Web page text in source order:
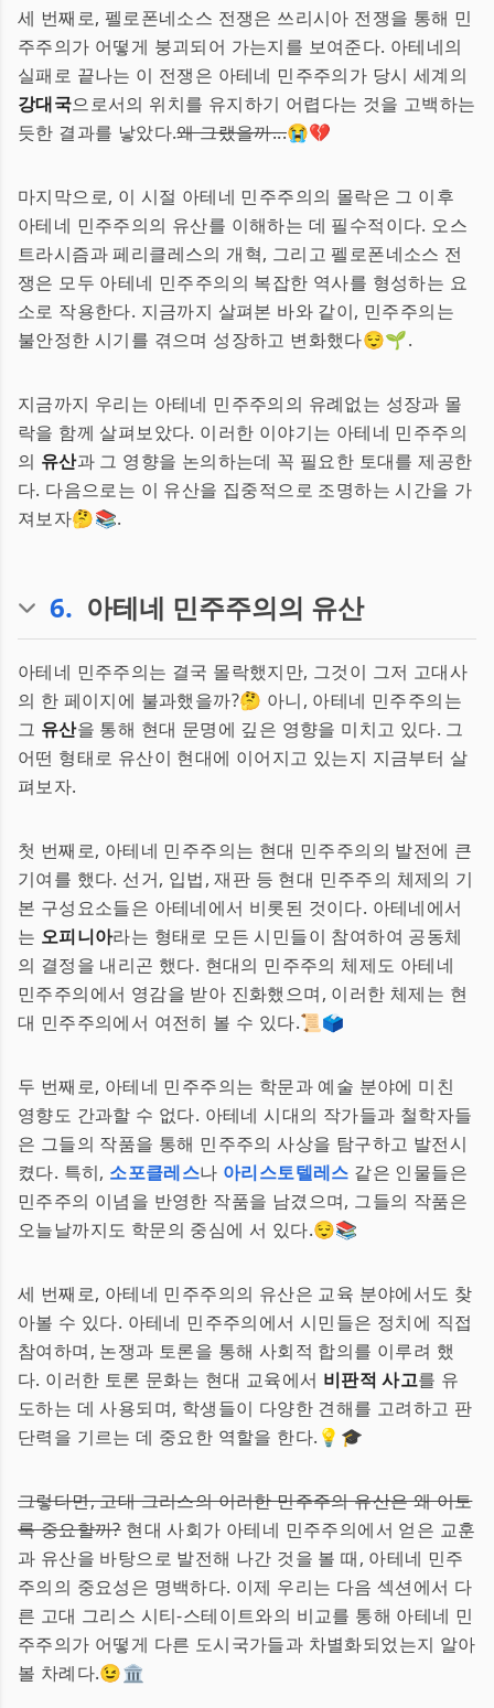
세 번째로, 펠로폰네소스 전쟁은 쓰리시아 전쟁을 통해 민
주주의가 어떻게 붕괴되어 가는지를 보여준다. 아테네의
실패로 끝나는 이 전쟁은 아테네 민주주의가 당시 세계의
강대국으로서의 위치를 유지하기 어렵다는 것을 고백하는
듯한 결과를 낳았다.왜 그랬을까...😭💔
마지막으로, 이 시절 아테네 민주주의의 몰락은 그 이후
아테네 민주주의의 유산를 이해하는 데 필수적이다. 오스
트라시즘과 페리클레스의 개혁, 그리고 펠로폰네소스 전
쟁은 모두 아테네 민주주의의 복잡한 역사를 형성하는 요
소로 작용한다. 지금까지 살펴본 바와 같이, 민주주의는
불안정한 시기를 겪으며 성장하고 변화했다😌🌱.
지금까지 우리는 아테네 민주주의의 유례없는 성장과 몰
락을 함께 살펴보았다. 이러한 이야기는 아테네 민주주의
의 유산과 그 영향을 논의하는데 꼭 필요한 토대를 제공한
다. 다음으로는 이 유산을 집중적으로 조명하는 시간을 가
져보자🤔📚.
6. 아테네 민주주의의 유산
아테네 민주주의는 결국 몰락했지만, 그것이 그저 고대사
의 한 페이지에 불과했을까?🤔 아니, 아테네 민주주의는
그 유산을 통해 현대 문명에 깊은 영향을 미치고 있다. 그
어떤 형태로 유산이 현대에 이어지고 있는지 지금부터 살
펴보자.
첫 번째로, 아테네 민주주의는 현대 민주주의의 발전에 큰
기여를 했다. 선거, 입법, 재판 등 현대 민주주의 체제의 기
본 구성요소들은 아테네에서 비롯된 것이다. 아테네에서
는 오피니아라는 형태로 모든 시민들이 참여하여 공동체
의 결정을 내리곤 했다. 현대의 민주주의 체제도 아테네
민주주의에서 영감을 받아 진화했으며, 이러한 체제는 현
대 민주주의에서 여전히 볼 수 있다.📜🗳️
두 번째로, 아테네 민주주의는 학문과 예술 분야에 미친
영향도 간과할 수 없다. 아테네 시대의 작가들과 철학자들
은 그들의 작품을 통해 민주주의 사상을 탐구하고 발전시
켰다. 특히, 소포클레스나 아리스토텔레스 같은 인물들은
민주주의 이념을 반영한 작품을 남겼으며, 그들의 작품은
오늘날까지도 학문의 중심에 서 있다.😌📚
세 번째로, 아테네 민주주의의 유산은 교육 분야에서도 찾
아볼 수 있다. 아테네 민주주의에서 시민들은 정치에 직접
참여하며, 논쟁과 토론을 통해 사회적 합의를 이루려 했
다. 이러한 토론 문화는 현대 교육에서 비판적 사고를 유
도하는 데 사용되며, 학생들이 다양한 견해를 고려하고 판
단력을 기르는 데 중요한 역할을 한다.💡🎓
그렇다면, 고대 그리스의 이러한 민주주의 유산은 왜 이토
록 중요할까?현대 사회가 아테네 민주주의에서 얻은 교훈
과 유산을 바탕으로 발전해 나간 것을 볼 때, 아테네 민주
주의의 중요성은 명백하다. 이제 우리는 다음 섹션에서 다
른 고대 그리스 시티-스테이트와의 비교를 통해 아테네 민
주주의가 어떻게 다른 도시국가들과 차별화되었는지 알아
볼 차례다.😉🏛️